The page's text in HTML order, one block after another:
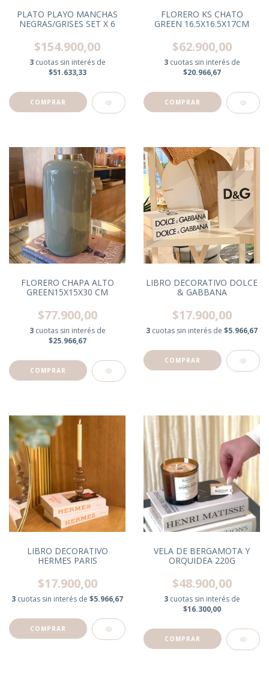
PLATO PLAYO MANCHAS
NEGRAS/GRISES SET X 6
$154.900,00
3 cuotas sin interés de
$51.633,33
FLORERO KS CHATO
GREEN 16.5X16.5X17CM
$62.900,00
3 cuotas sin interés de
$20.966,67
FLORERO CHAPA ALTO
GREEN15X15X30 CM
$77.900,00
3 cuotas sin interés de
$25.966,67
LIBRO DECORATIVO DOLCE
& GABBANA
$17.900,00
3 cuotas sin interés de $5.966,67
LIBRO DECORATIVO
HERMES PARIS
$17.900,00
3 cuotas sin interés de $5.966,67
VELA DE BERGAMOTA Y
ORQUIDEA 220G
$48.900,00
3 cuotas sin interés de
$16.300,00